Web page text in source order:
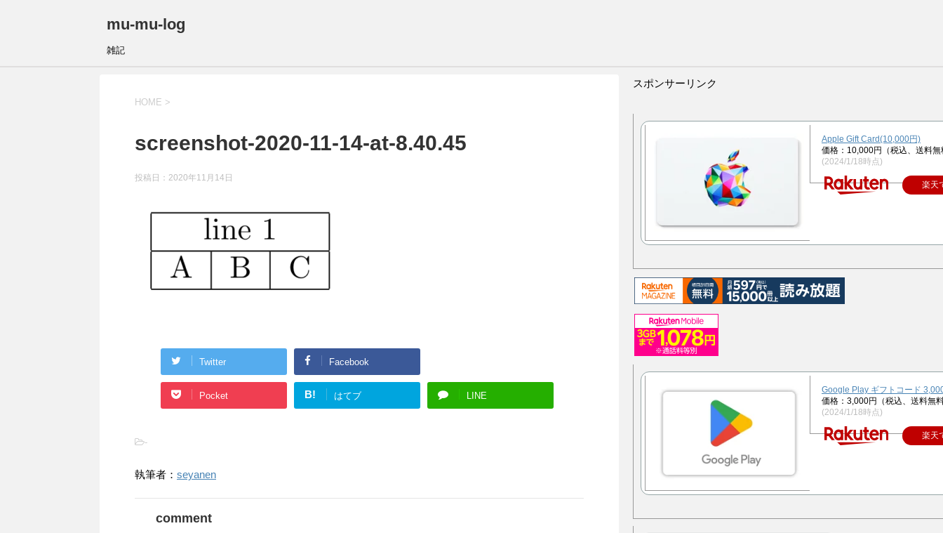
mu-mu-log
雑記
HOME >
screenshot-2020-11-14-at-8.40.45
投稿日： 2020年11月14日
Twitter Facebook
Pocket B! はてブ LINE
-
執筆者： seyanen
comment
スポンサーリンク
Apple Gift Card(10,000円)
価格：10,000円（税込、送料無
(2024/1/18時点)
楽天
Google Play ギフトコード
価格：3,000円（税込、送料無
(2024/1/18時点)
楽天